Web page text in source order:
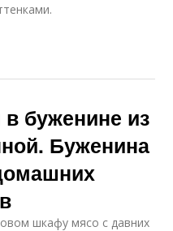
буженине из
Буженина
шкафу мясо с давних